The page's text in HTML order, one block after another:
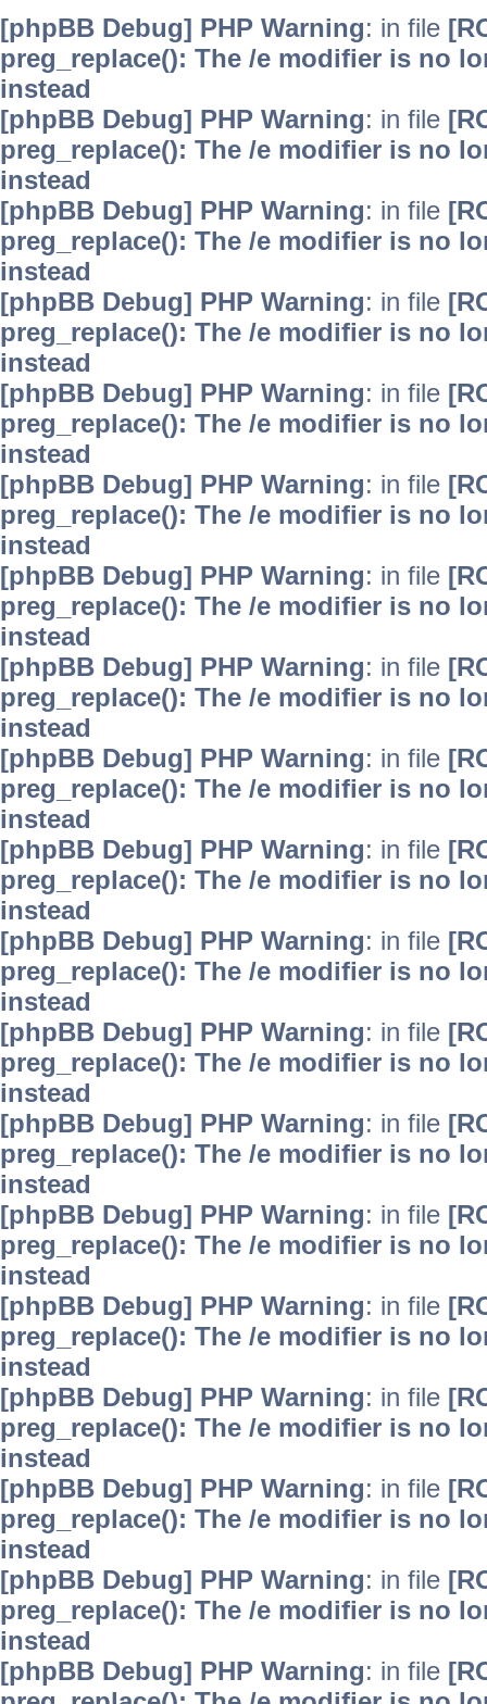
[phpBB Debug] PHP Warning: in file
preg_replace(): The /e modifier is no
instead
[phpBB Debug] PHP Warning: in file
preg_replace(): The /e modifier is no
instead
[phpBB Debug] PHP Warning: in file
preg_replace(): The /e modifier is no
instead
[phpBB Debug] PHP Warning: in file
preg_replace(): The /e modifier is no
instead
[phpBB Debug] PHP Warning: in file
preg_replace(): The /e modifier is no
instead
[phpBB Debug] PHP Warning: in file
preg_replace(): The /e modifier is no
instead
[phpBB Debug] PHP Warning: in file
preg_replace(): The /e modifier is no
instead
[phpBB Debug] PHP Warning: in file
preg_replace(): The /e modifier is no
instead
[phpBB Debug] PHP Warning: in file
preg_replace(): The /e modifier is no
instead
[phpBB Debug] PHP Warning: in file
preg_replace(): The /e modifier is no
instead
[phpBB Debug] PHP Warning: in file
preg_replace(): The /e modifier is no
instead
[phpBB Debug] PHP Warning: in file
preg_replace(): The /e modifier is no
instead
[phpBB Debug] PHP Warning: in file
preg_replace(): The /e modifier is no
instead
[phpBB Debug] PHP Warning: in file
preg_replace(): The /e modifier is no
instead
[phpBB Debug] PHP Warning: in file
preg_replace(): The /e modifier is no
instead
[phpBB Debug] PHP Warning: in file
preg_replace(): The /e modifier is no
instead
[phpBB Debug] PHP Warning: in file
preg_replace(): The /e modifier is no
instead
[phpBB Debug] PHP Warning: in file
preg_replace(): The /e modifier is no
instead
[phpBB Debug] PHP Warning: in file